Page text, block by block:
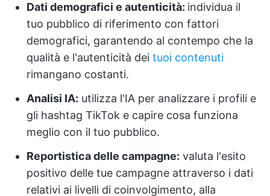
Dati demografici e autenticità: individua il
tuo pubblico di riferimento con fattori
demografici, garantendo al contempo che la
qualità e l'autenticità dei tuoi contenuti
rimangano costanti.
Analisi IA: utilizza l'IA per analizzare i profili e
gli hashtag TikTok e capire cosa funziona
meglio con il tuo pubblico.
Reportistica delle campagne: valuta l'esito
positivo delle tue campagne attraverso i dati
relativi ai livelli di coinvolgimento, alla